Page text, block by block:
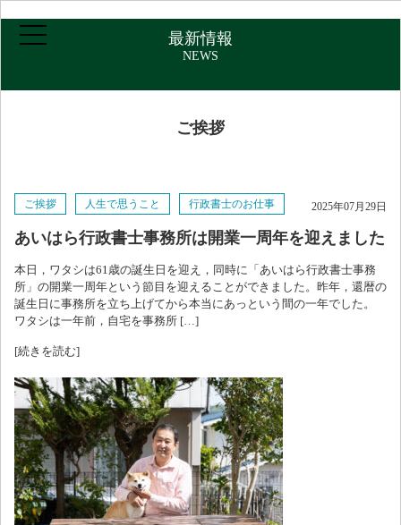
取扱業務
アクセス
お問い合わせ
ブログ
最新情報
NEWS
ご挨拶
ご挨拶 人生で思うこと 行政書士のお仕事 2025年07月29日
あいはら行政書士事務所は開業一周年を迎えました
本日，ワタシは61歳の誕生日を迎え，同時に「あいはら行政書士事務
所」の開業一周年という節目を迎えることができました。昨年，還暦の
誕生日に事務所を立ち上げてから本当にあっという間の一年でした。
ワタシは一年前，自宅を事務所 […]
[続きを読む]